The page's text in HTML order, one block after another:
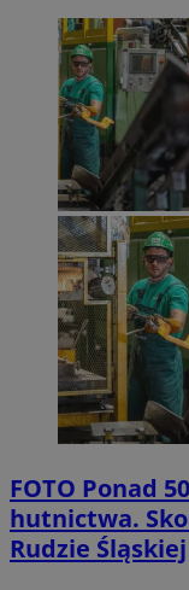
FOTO Ponad
hutnictwa.
Rudzie Śląskiej